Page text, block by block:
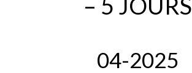
04-2025